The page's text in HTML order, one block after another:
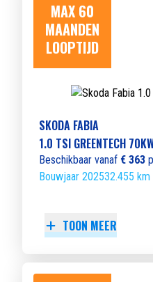
MAX 60
MAANDEN
LOOPTIJD
SKODA FABIA
1.0 TSI GREENTECH
Beschikbaar vanaf € 363
Bouwjaar 202532.455 km
TOON MEER